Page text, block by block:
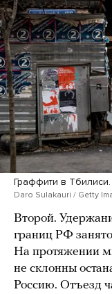
Граффити в
Daro Sulakauri / Getty
Второй.
границ РФ
На протяжении
не склонны
Россию. Отъезд